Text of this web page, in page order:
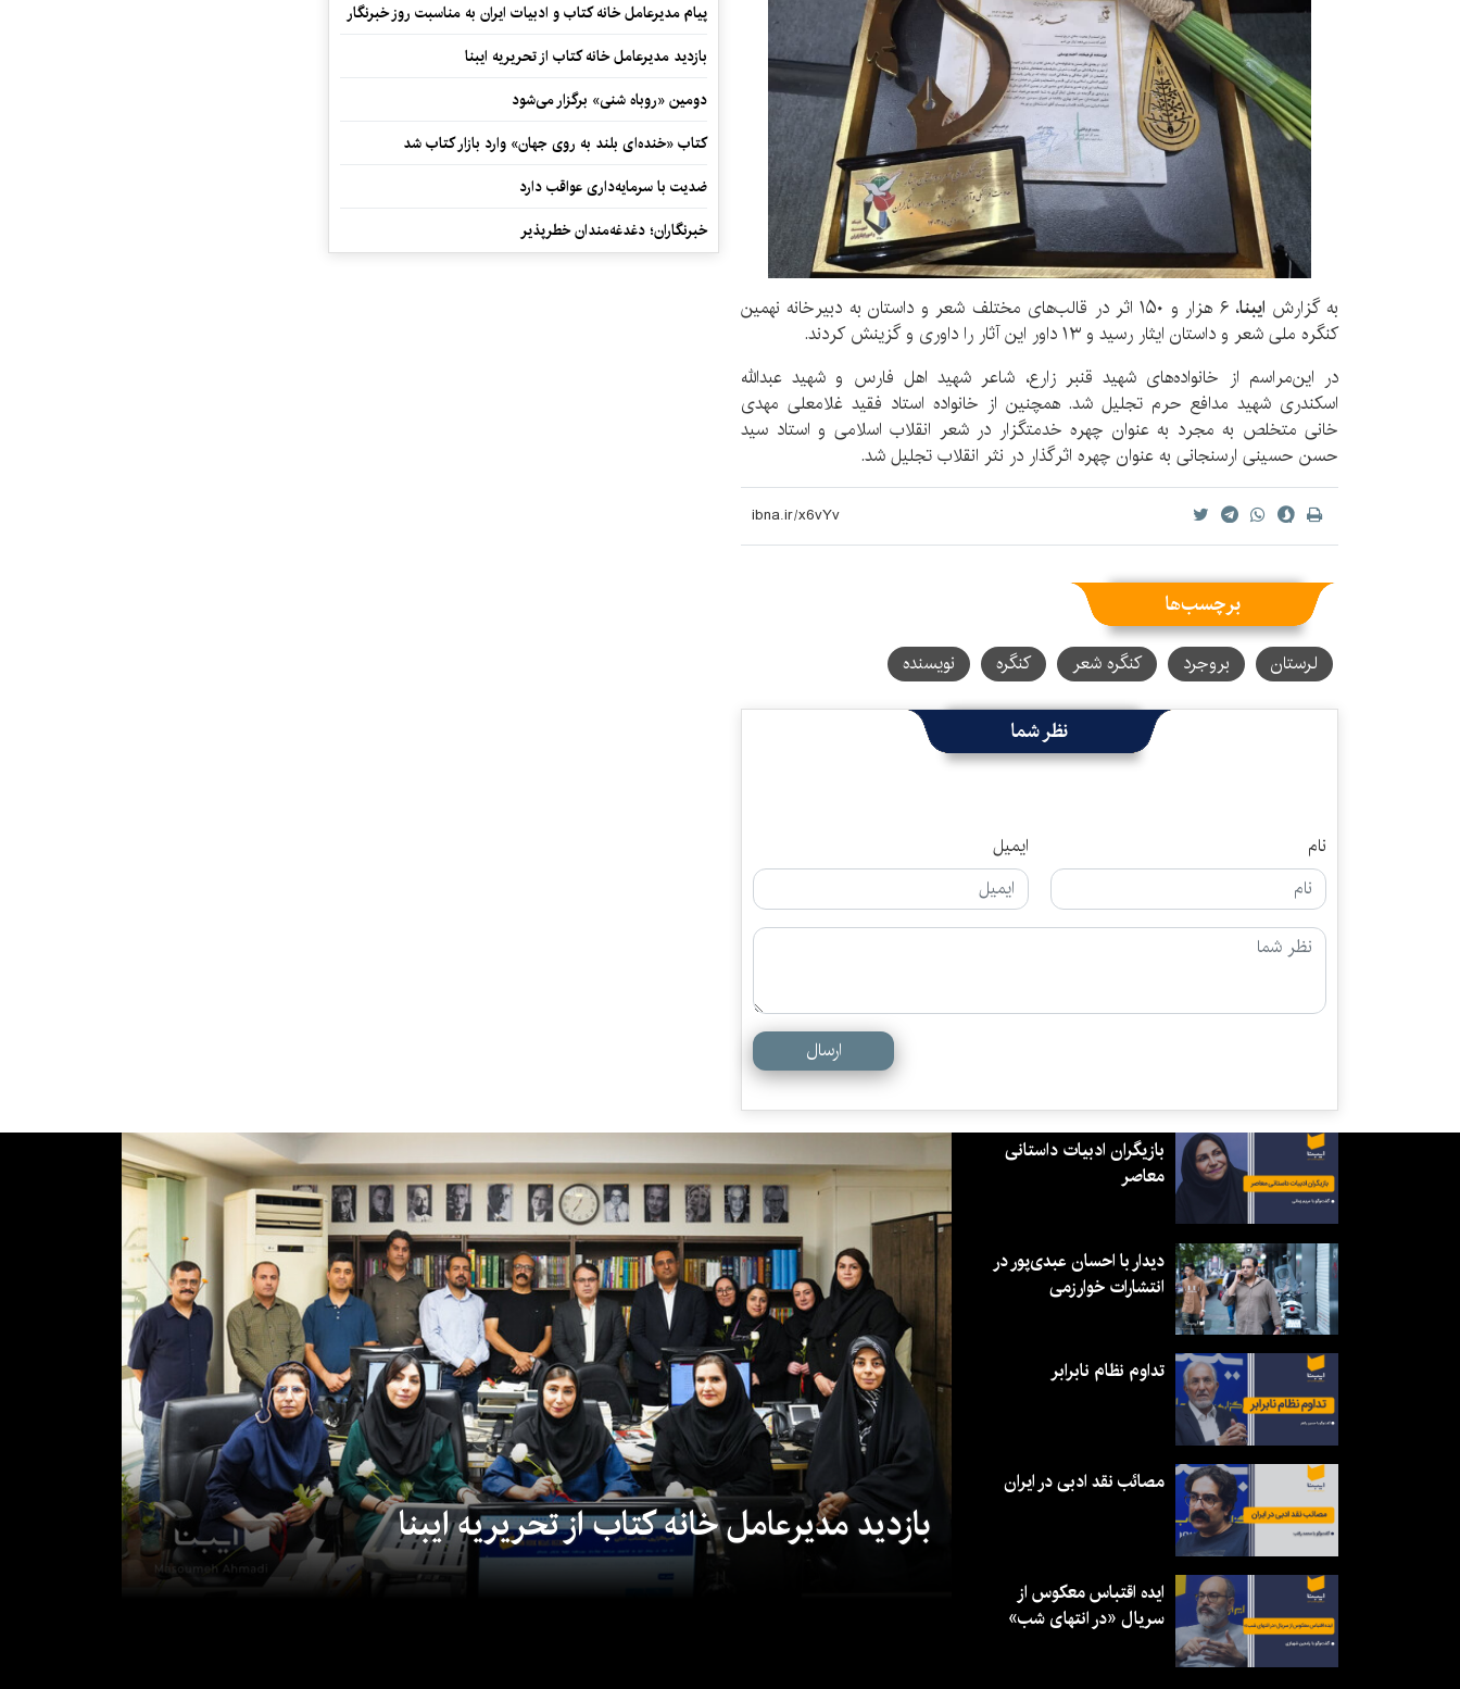
به گزارش ایبنا
، ۶ هزار و ۱۵۰ اثر در قالب‌های مختلف شعر و داستان به دبیرخانه نهمین
کنگره ملی شعر و داستان ایثار رسید و ۱۳ داور این آثار را داوری و گزینش کردند.
در این‌مراسم از خانواده‌های شهید قنبر زارع، شاعر شهید اهل فارس و شهید عبدالله
اسکندری شهید مدافع حرم تجلیل شد. همچنین از خانواده استاد فقید غلامعلی مهدی
خانی متخلص به مجرد به عنوان چهره خدمتگزار در شعر انقلاب اسلامی و استاد سید
حسن حسینی ارسنجانی به عنوان چهره اثرگذار در نثر انقلاب تجلیل شد.
برچسب‌ها
لرستان بروجرد کنگره شعر کنگره نویسنده
نظر شما
نام ایمیل
ارسال
پیام مدیرعامل خانه کتاب و ادبیات ایران به مناسبت روز خبرنگار
بازدید مدیرعامل خانه کتاب از تحریریه ایبنا
دومین «روباه شنی» برگزار می‌شود
کتاب «خنده‌ای بلند به روی جهان» وارد بازار کتاب شد
ضدیت با سرمایه‌داری عواقب دارد
خبرنگاران؛ دغدغه‌مندان خطرپذیر
بازدید مدیرعامل خانه کتاب از تحریریه ایبنا
بازیگران ادبیات داستانی
معاصر
دیدار با احسان عبدی‌پور در
انتشارات خوارزمی
تداوم نظام نابرابر
مصائب نقد ادبی در ایران
ایده اقتباس معکوس از
سریال «در انتهای شب»